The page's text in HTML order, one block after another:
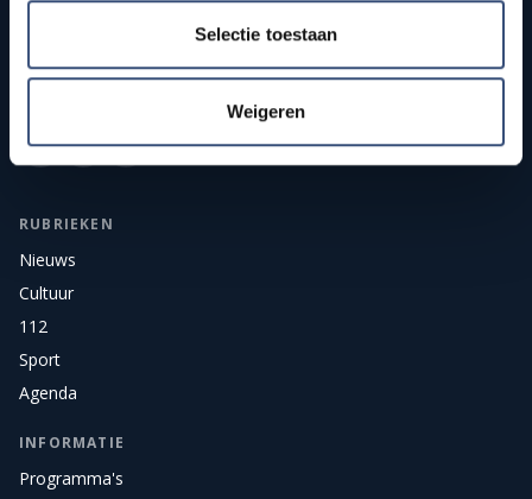
Selectie toestaan
Weigeren
Publieke streekomroep van Goeree-Overflakkee. Onafhankelijk
RUBRIEKEN
Nieuws
Cultuur
112
Sport
Agenda
INFORMATIE
Programma's